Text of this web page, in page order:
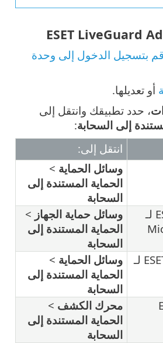
ESET PROTECTقم بتسجيل الدخول إلى وحدة
أو تعديلها.
، حدد تطبيقك وانتقل إلى
إلى السحابة:
انتقل إلى:
وسائل الحماية >
الحماية المستندة إلى
السحابة
ESET Mail Security لـ
وسائل حماية الجهاز >
الحماية المستندة إلى
السحابة
ESET Server Security لـ
وسائل الحماية >
الحماية المستندة إلى
السحابة
محرك الكشف >
الحماية المستندة إلى
السحابة